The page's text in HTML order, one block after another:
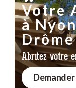
Votre
à
Drôme
Abritez votre